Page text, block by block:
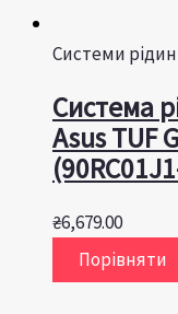
Системи
Система
Asus TUF
₴6,679.00
Порівняти